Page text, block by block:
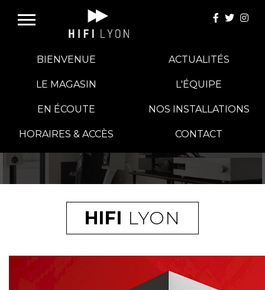
E-BOUTIQUE
HIFI GROUP
BIENVENUE ACTUALITÉS
LE MAGASIN L'ÉQUIPE
EN ÉCOUTE NOS INSTALLATIONS
HORAIRES & ACCÈS CONTACT
HIFI LYON